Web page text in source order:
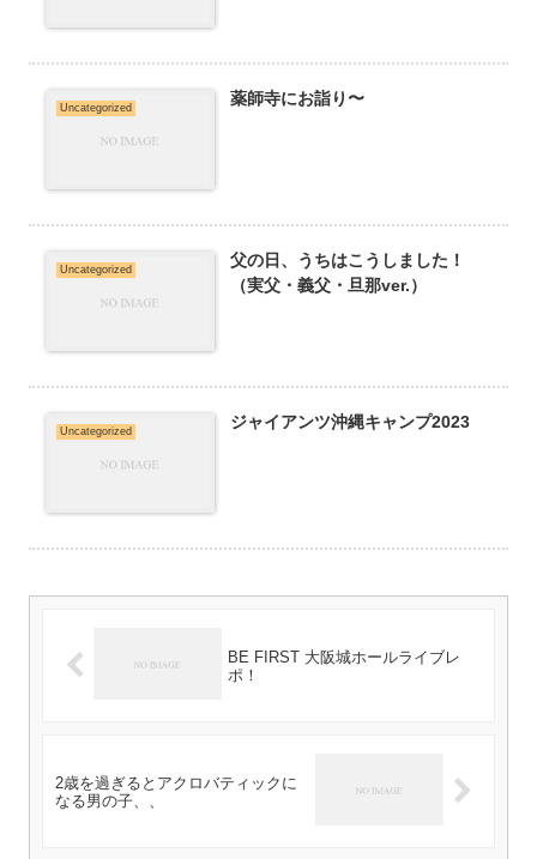
Uncategorized 薬師寺にお詣り〜
Uncategorized
父の日、うちはこうしました！
（実父・義父・旦那ver.）
Uncategorized ジャイアンツ沖縄キャンプ2023
BE FIRST 大阪城ホールライブレ
ポ！
2歳を過ぎるとアクロバティックに
なる男の子、、